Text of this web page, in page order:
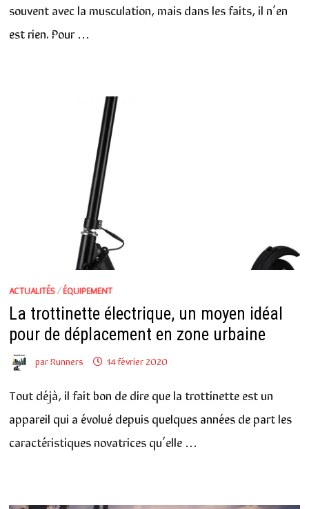
souvent avec la musculation, mais dans les faits, il n’en
est rien. Pour …
ACTUALITÉS/ÉQUIPEMENT
La trottinette électrique, un moyen idéal
pour de déplacement en zone urbaine
parRunners 14 février 2020
Tout déjà, il fait bon de dire que la trottinette est un
appareil qui a évolué depuis quelques années de part les
caractéristiques novatrices qu’elle …